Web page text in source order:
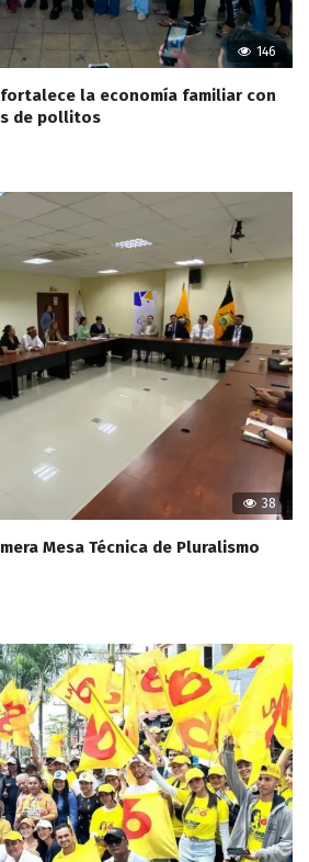
146
la economía familiar con
de pollitos
38
Mesa Técnica de Pluralismo